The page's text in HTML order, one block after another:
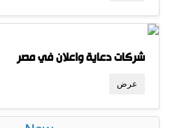
شركات دعاية واعلان في مصر
عرض